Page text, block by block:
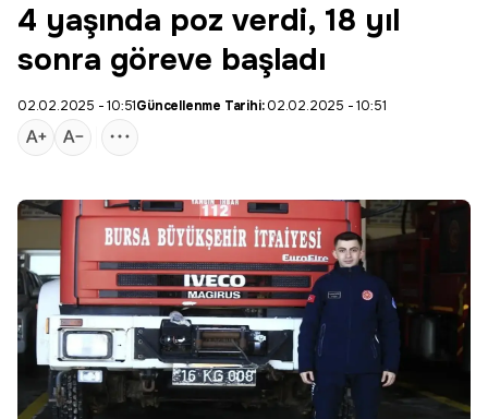
4 yaşında poz verdi, 18 yıl
sonra göreve başladı
02.02.2025 - 10:51Güncellenme Tarihi:02.02.2025 - 10:51